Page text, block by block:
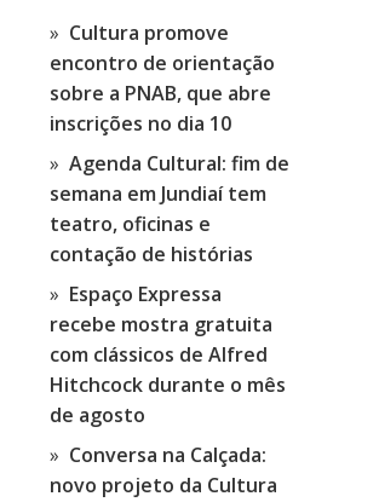
Cultura promove
encontro de orientação
sobre a PNAB, que abre
inscrições no dia 10
Agenda Cultural: fim de
semana em Jundiaí tem
teatro, oficinas e
contação de histórias
Espaço Expressa
recebe mostra gratuita
com clássicos de Alfred
Hitchcock durante o mês
de agosto
Conversa na Calçada:
novo projeto da Cultura